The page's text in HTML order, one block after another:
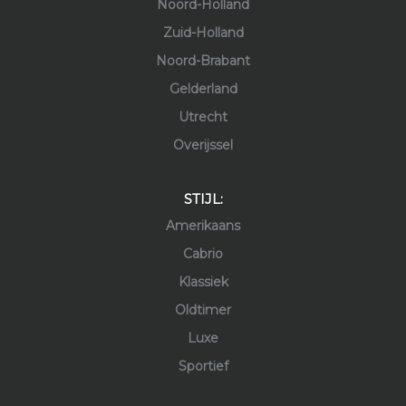
Noord-Holland
Zuid-Holland
Noord-Brabant
Gelderland
Utrecht
Overijssel
STIJL:
Amerikaans
Cabrio
Klassiek
Oldtimer
Luxe
Sportief